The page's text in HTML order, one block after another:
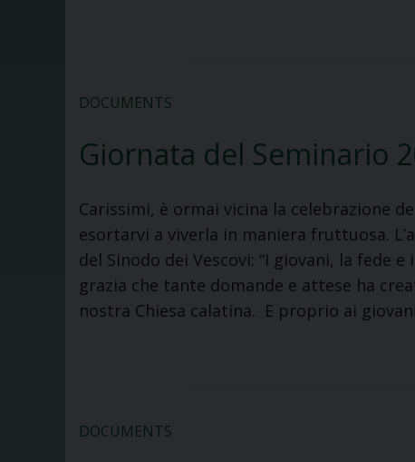
DOCUMENTS
Giornata del Seminario
Carissimi, è ormai vicina la celebrazione
esortarvi a viverla in maniera fruttuosa.
del Sinodo dei Vescovi: “I giovani, la fede
grazia che tante domande e attese ha
nostra Chiesa calatina. E proprio ai
DOCUMENTS